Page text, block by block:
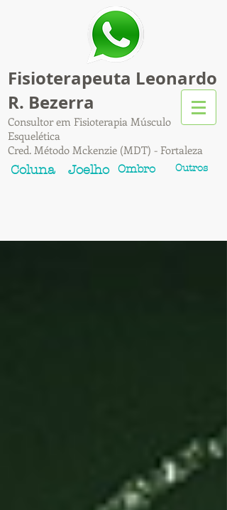
Fisioterapeuta Leonardo
R. Bezerra
Consultor em Fisioterapia Músculo
Esquelética
Cred. Método Mckenzie (MDT) - Fortaleza
Coluna Joelho Ombro Outros